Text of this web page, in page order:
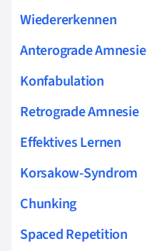
Wiedererkennen
Anterograde Amnesie
Konfabulation
Retrograde Amnesie
Effektives Lernen
Korsakow-Syndrom
Chunking
Spaced Repetition